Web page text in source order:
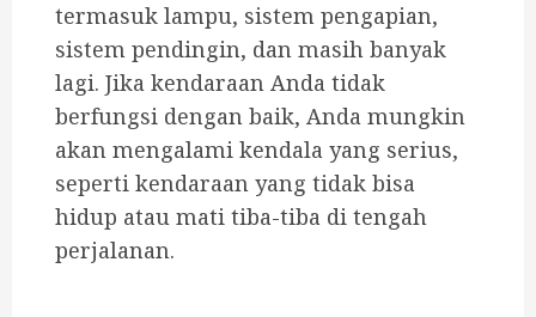
termasuk lampu, sistem pengapian,
sistem pendingin, dan masih banyak
lagi. Jika kendaraan Anda tidak
berfungsi dengan baik, Anda mungkin
akan mengalami kendala yang serius,
seperti kendaraan yang tidak bisa
hidup atau mati tiba-tiba di tengah
perjalanan.